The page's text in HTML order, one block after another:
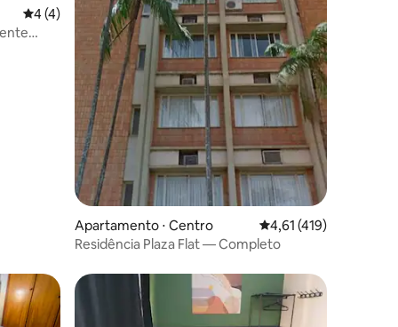
4 de uma avaliação média de 5, 4 avaliações
4 (4)
Apartamento ⋅ Centro 4,61 de uma avaliação
4,61 (419)
Residência Plaza Flat — Completo